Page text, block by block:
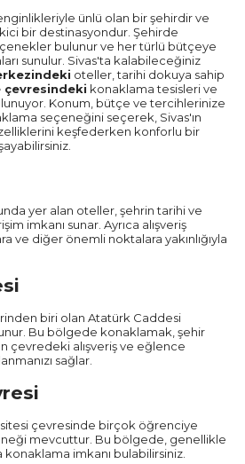
ünlü olan bir şehirdir ve
bir destinasyondur. Şehirde
bulunur ve her türlü bütçeye
sunulur. Sivas'ta kalabileceğiniz
oteller, tarihi dokuya sahip
çevresindeki konaklama tesisleri ve
Konum, bütçe ve tercihlerinize
seçeneğini seçerek, Sivas'ın
keşfederken konforlu bir
yer alan oteller, şehrin tarihi ve
imkanı sunar. Ayrıca alışveriş
ve diğer önemli noktalara yakınlığıyla
biri olan Atatürk Caddesi
Bu bölgede konaklamak, şehir
çevredeki alışveriş ve eğlence
sağlar.
çevresinde birçok öğrenciye
mevcuttur. Bu bölgede, genellikle
imkanı bulabilirsiniz.